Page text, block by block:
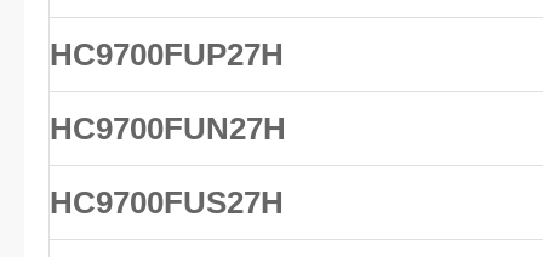
HC9700FUP27H
HC9700FUN27H
HC9700FUS27H